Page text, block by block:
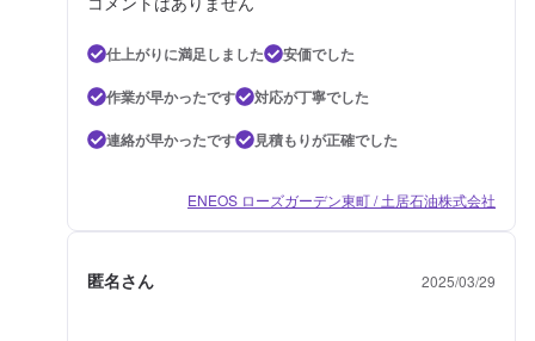
仕上がりに満足しました
安価でした
作業が早かったです
対応が丁寧でした
連絡が早かったです
見積もりが正確でした
ENEOS ローズガーデン東町 / 土居石油株式会社
匿名さん 2025/03/29